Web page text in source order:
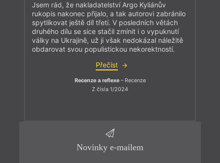
Jsem rád, že nakladatelství Argo Kyliánův
rukopis nakonec přijalo, a tak autorovi zabránilo
spytlíkovat ještě díl třetí. V posledních větách
druhého dílu se sice stačil zmínit i o vypuknutí
války na Ukrajině, už ji však nedokázal náležitě
obdarovat svou populistickou nekorektností.
Přečíst
Recenze a reflexe– Recenze
Z čísla 1/2024
Novinky e-mailem